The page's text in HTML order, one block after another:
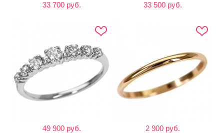
33 700 руб. 33 500 руб.
49 900 руб. 2 900 руб.